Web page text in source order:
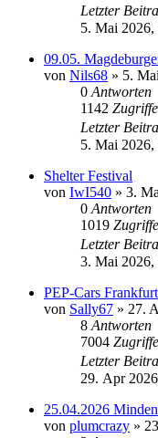
Letzter
5. Mai 2026,
09.05.
von Nils68 » 5.
0 Antworten
1142 Zugriffe
Letzter
5. Mai 2026,
Shelter Festival
von IwI540 » 3.
0 Antworten
1019 Zugriffe
Letzter
3. Mai 2026,
PEP-Cars Frankfurt
von Sally67 » 27.
8 Antworten
7004 Zugriffe
Letzter
29. Apr
25.04.2026
von plumcrazy »